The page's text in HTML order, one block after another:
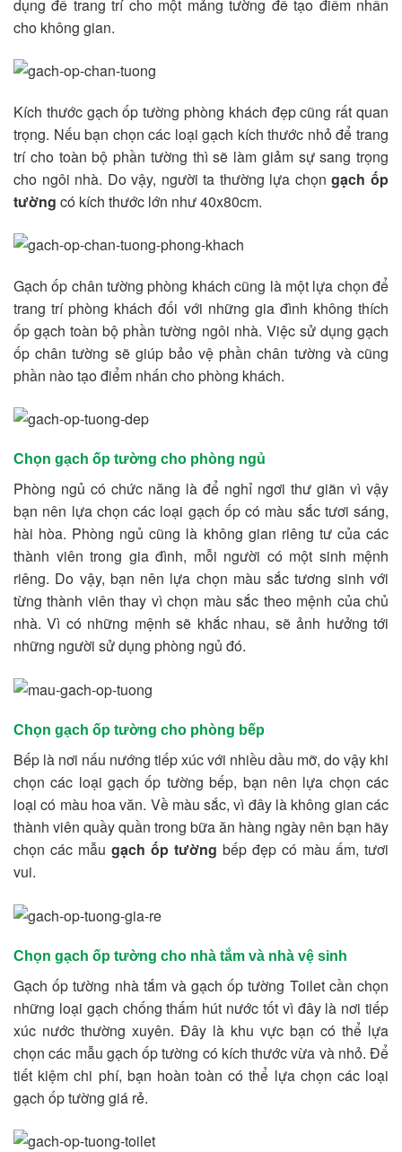
dụng để trang trí cho một mảng tường để tạo điểm nhấn
cho không gian.
Kích thước gạch ốp tường phòng khách đẹp cũng rất quan
trọng. Nếu bạn chọn các loại gạch kích thước nhỏ để trang
trí cho toàn bộ phần tường thì sẽ làm giảm sự sang trọng
cho ngôi nhà. Do vậy, người ta thường lựa chọngạch ốp
tường có kích thước lớn như 40x80cm.
Gạch ốp chân tường phòng khách cũng là một lựa chọn để
trang trí phòng khách đối với những gia đình không thích
ốp gạch toàn bộ phần tường ngôi nhà. Việc sử dụng gạch
ốp chân tường sẽ giúp bảo vệ phần chân tường và cũng
phần nào tạo điểm nhấn cho phòng khách.
Chọn gạch ốp tường cho phòng ngủ
Phòng ngủ có chức năng là để nghỉ ngơi thư giãn vì vậy
bạn nên lựa chọn các loại gạch ốp có màu sắc tươi sáng,
hài hòa. Phòng ngủ cũng là không gian riêng tư của các
thành viên trong gia đình, mỗi người có một sinh mệnh
riêng. Do vậy, bạn nên lựa chọn màu sắc tương sinh với
từng thành viên thay vì chọn màu sắc theo mệnh của chủ
nhà. Vì có những mệnh sẽ khắc nhau, sẽ ảnh hưởng tới
những người sử dụng phòng ngủ đó.
Chọn gạch ốp tường cho phòng bếp
Bếp là nơi nấu nướng tiếp xúc với nhiều dầu mỡ, do vậy khi
chọn các loại gạch ốp tường bếp, bạn nên lựa chọn các
loại có màu hoa văn. Về màu sắc, vì đây là không gian các
thành viên quầy quần trong bữa ăn hàng ngày nên bạn hãy
chọn các mẫu gạch ốp tường bếp đẹp có màu ấm, tươi
vui.
Chọn gạch ốp tường cho nhà tắm và nhà vệ sinh
Gạch ốp tường nhà tắm và gạch ốp tường Toilet cần chọn
những loại gạch chống thấm hút nước tốt vì đây là nơi tiếp
xúc nước thường xuyên. Đây là khu vực bạn có thể lựa
chọn các mẫu gạch ốp tường có kích thước vừa và nhỏ. Để
tiết kiệm chi phí, bạn hoàn toàn có thể lựa chọn các loại
gạch ốp tường giá rẻ.